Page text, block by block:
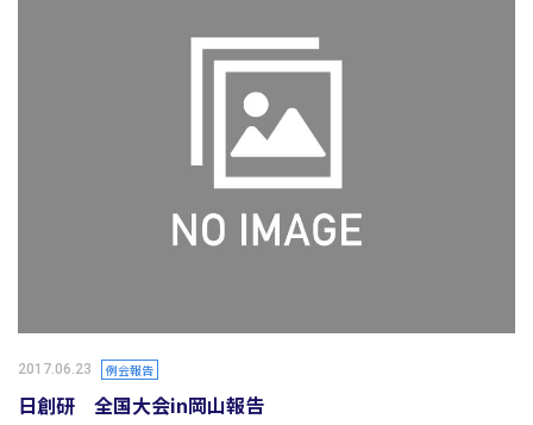
2017.06.23 例会報告
日創研 全国大会in岡山報告